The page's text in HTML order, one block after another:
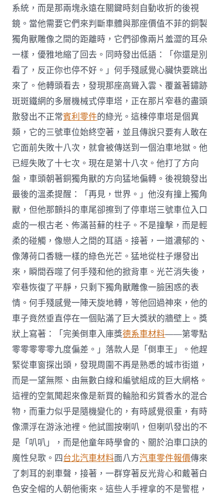
系統，而是那兩塊永遠在關鍵時刻自動收折的後視
鏡。當他需要它們來判斷車體與那座價值不菲的銅製
獨角獸雕像之間的距離時，它們卻像兩片羞澀的耳朵
一樣，優雅地縮了回去。同時發出低語：「你還是別
看了，反正你也停不好。」何手殘感覺心臟快要跳出
來了。他轉頭看去，發現那座高聳入雲、覆蓋著鏽跡
斑斑鐵網的多層機械式停車塔，正在那片窄巷的盡頭
散發出不正常賓利零件的綠光。這棟停車塔是個異
類，它的三號車位始終空著，並且傳說只要有人敢在
它面前失敗十八次，就會被傳送到一個泊車地獄。他
已經失敗了十七次。現在是第十八次。他打了方向
盤，車頭朝著銅獨角獸的方向猛地偏轉。後視鏡發出
最後的溫柔提醒：「再見，世界。」他沒有撞上獨角
獸，但他那顫抖的車尾卻擦到了停車塔三號車位入口
處的一根古老、佈滿苔蘚的柱子。不是撞擊，而是輕
柔的碰觸，像戀人之間的耳語。接著，一道濃郁的、
像薄荷口香糖一樣的綠色光芒。猛地從柱子爆發出
來，瞬間吞噬了何手殘和他的掀背車。光芒消失後，
窄巷恢復了平靜，只剩下獨角獸雕像一臉困惑的表
情。何手殘感覺一陣天旋地轉，等他回過神來，他的
車子竟然垂直停在一個貼滿了巨大獎狀的牆壁上。獎
狀上寫著：「完美倒車入庫獎德系車材料——第零點
零零零零零九度偏差。」落款人是「倒車王」。他趕
緊從車窗探出頭，發現周圍不再是熟悉的城市街道，
而是一望無際、由無數白線和編號組成的巨大網格。
這裡的空氣聞起來像是新買的輪胎和劣質香水的混合
物，而重力似乎是隨機變化的，有時感覺很重，有時
像漂浮在游泳池裡。他試圖按喇叭，但喇叭發出的不
是「叭叭」，而是他童年時學會的、關於泊車口訣的
魔性兒歌。四台北汽車材料面八方汽車零件報價傳來
了刺耳的剎車聲，接著，一群穿著反光背心和戴著白
色安全帽的人朝他衝來。這些人手裡拿的不是警棍，